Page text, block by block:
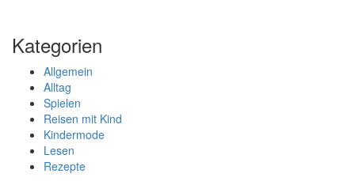
Kategorien
Allgemein
Alltag
Spielen
Reisen mit Kind
Kindermode
Lesen
Rezepte